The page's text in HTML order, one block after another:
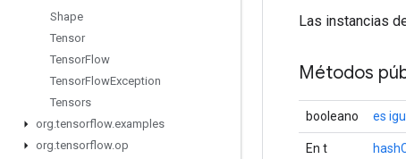
Shape
Tensor
TensorFlow
TensorFlowException
Tensors
org.tensorflow.examples
org.tensorflow.op
Las instancias
Métodos
booleano es
En t